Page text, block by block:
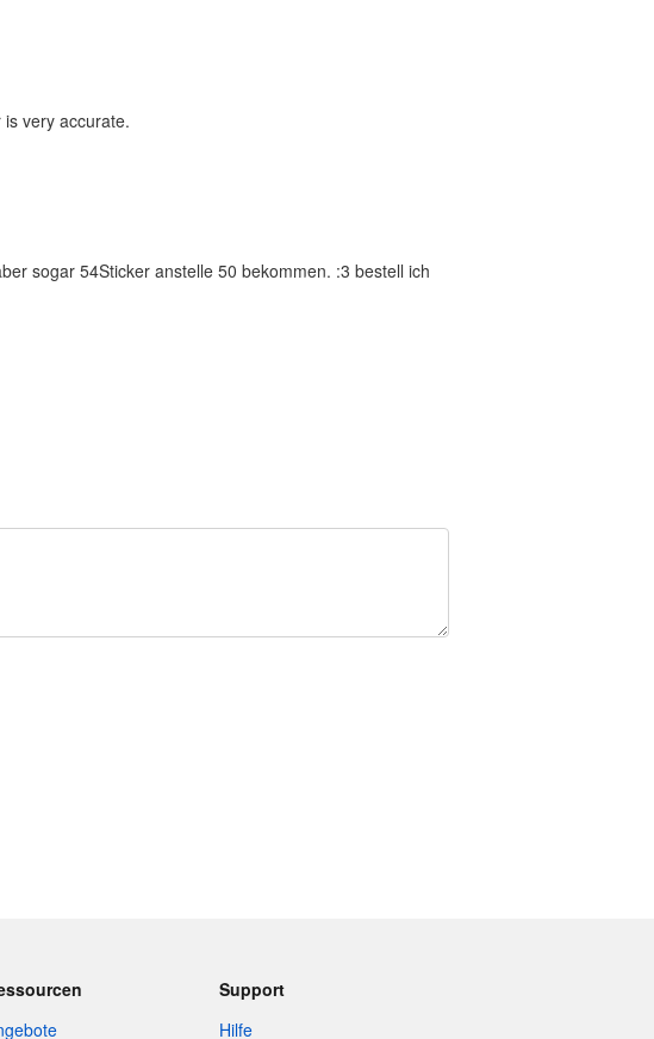
very accurate.
sogar 54Sticker anstelle 50 bekommen. :3 bestell ich
Support
Hilfe